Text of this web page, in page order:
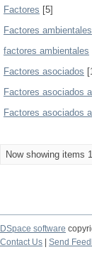
Factores [5]
Factores ambientales
factores ambientales
Factores asociados
Factores asociados
Factores asociados
Now showing items
DSpace software
Contact Us
Send